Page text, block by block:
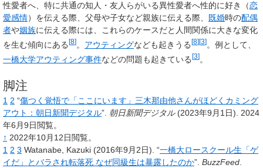
性愛者へ、特に共通の知人・友人らがいる異性愛者へ性的に好き（恋
愛感情）を伝える際、父母や子女など親族に伝える際、 既婚時の配偶
者や姻族に伝える際には、これらのケースだと人間関係に大きな変化
を生む傾向にある [8] 。 アウティングなども起きうる [8][3] 。例として、
一橋大学アウティング事件などの問題も起きている[3]。
脚注
1 2 “傷つく覚悟で「ここにいます」三木那由他さんがほどくカミング
アウト：朝日新聞デジタル”. 朝日新聞デジタル (2023年9月1日).
2024
年6月9日閲覧。
↑ 2022年10月12日閲覧。
1 2 3 Watanabe, Kazuki (2016年9月2日). “一橋大ロースクール生「ゲ
イだ」とバラされ転落死 なぜ同級生は暴露したのか”. BuzzFeed